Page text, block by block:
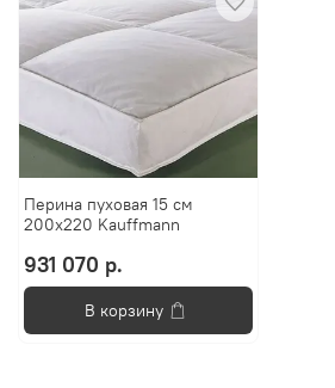
Перина пуховая 15 см
200x220 Kauffmann
931 070 р.
В корзину